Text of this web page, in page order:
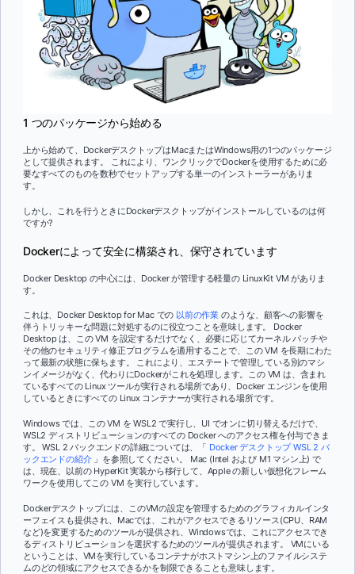
1 つのパッケージから始める
上から始めて、DockerデスクトップはMacまたはWindows用の1つのパッケージ
として提供されます。 これにより、ワンクリックでDockerを使用するために必
要なすべてのものを数秒でセットアップする単一のインストーラーがありま
す。
しかし、これを行うときにDockerデスクトップがインストールしているのは何
ですか?
Dockerによって安全に構築され、保守されています
Docker Desktop の中心には、Docker が管理する軽量の LinuxKit VM がありま
す。
これは、Docker Desktop for Mac での 以前の作業 のような、顧客への影響を
伴うトリッキーな問題に対処するのに役立つことを意味します。 Docker
Desktop は、この VM を設定するだけでなく、必要に応じてカーネル パッチや
その他のセキュリティ修正プログラムを適用することで、この VM を長期にわた
って最新の状態に保ちます。 これにより、エステートで管理している別のマシ
ンイメージがなく、代わりにDockerがこれを処理します。この VM は、含まれ
ているすべての Linux ツールが実行される場所であり、Docker エンジンを使用
しているときにすべての Linux コンテナーが実行される場所です。
Windows では、この VM を WSL2 で実行し、UI でオンに切り替えるだけで、
WSL2 ディストリビューションのすべての Docker へのアクセス権を付与できま
す。 WSL 2 バックエンドの詳細については、「 Docker デスクトップ WSL 2 バ
ックエンドの紹介」を参照してください。 Mac (Intel および M1 マシン上) で
は、現在、以前の HyperKit 実装から移行して、Apple の新しい仮想化フレーム
ワークを使用してこの VM を実行しています。
Dockerデスクトップには、このVMの設定を管理するためのグラフィカルインタ
ーフェイスも提供され、Macでは、これがアクセスできるリソース(CPU、RAM
など)を変更するためのツールが提供され、Windowsでは、これにアクセスでき
るディストリビューションを選択するためのツールが提供されます。 VMにいる
ということは、VMを実行しているコンテナがホストマシン上のファイルシステ
ムのどの領域にアクセスできるかを制限できることも意味します。